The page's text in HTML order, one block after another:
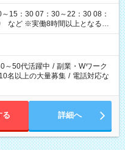
15：30 07：30～22：30 08：
など ※実働8時間以上となる勤
ります。
～50代活躍中 / 副業・Wワーク
10名以上の大量募集 / 電話対応な
る 詳細へ